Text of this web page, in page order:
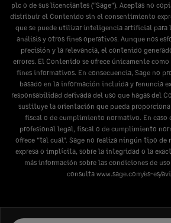
plc o de sus licenciantes (“Sage”). Aceptas no
distribuir el Contenido sin el consentimiento
que se puede utilizar inteligencia artificial para
análisis y otros fines operativos. Aunque nos
precisión y la relevancia, el contenido
errores. El Contenido se ofrece únicamente
fines informativos. En consecuencia, Sage no
basado en la información incluida y renuncia
responsabilidad derivada del uso que hagas del
sustituye la orientación que pueda
fiscal o de cumplimiento normativo. En caso
profesional legal, fiscal o de cumplimiento
ofrece “tal cual”. Sage no realiza ningún tipo
expresa o implícita, sobre la integridad o la
más información sobre las condiciones de
consulta www.sage.com/es-es/